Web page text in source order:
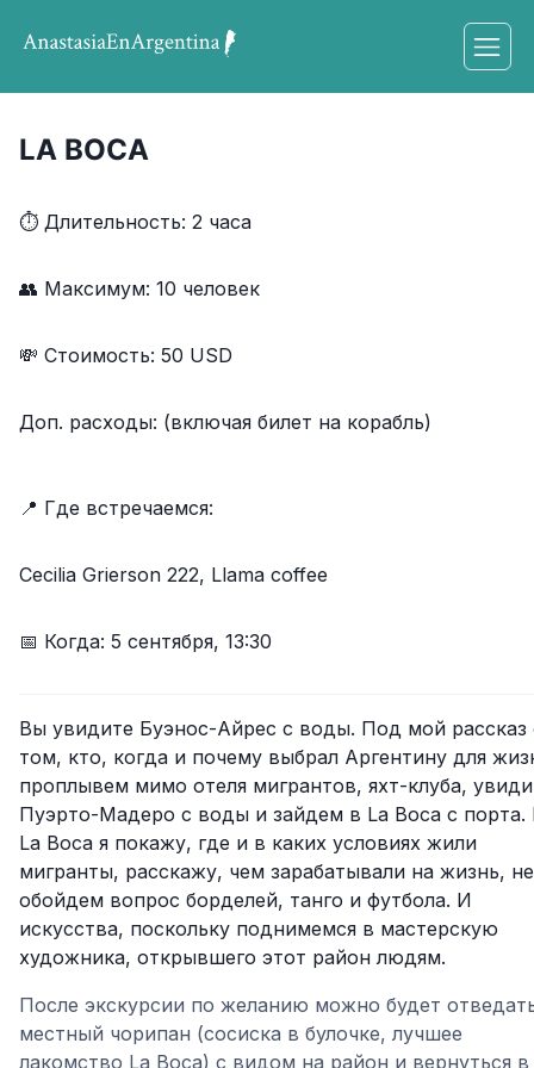
LA BOCA
⏱ Длительность: 2 часа
👥 Максимум: 10 человек
💸 Стоимость: 50 USD
Доп. расходы: (включая билет на корабль)
📍 Где встречаемся:
Cecilia Grierson 222, Llama coffee
📅 Когда: 5 сентября, 13:30
Вы увидите Буэнос-Айрес с воды. Под мой рассказ
том, кто, когда и почему выбрал Аргентину для
проплывем мимо отеля мигрантов, яхт-клуба,
Пуэрто-Мадеро с воды и зайдем в La Boca с порта.
La Boca я покажу, где и в каких условиях жили
мигранты, расскажу, чем зарабатывали на жизнь, не
обойдем вопрос борделей, танго и футбола. И
искусства, поскольку поднимемся в мастерскую
художника, открывшего этот район людям.
После экскурсии по желанию можно будет
местный чорипан (сосиска в булочке, лучшее
лакомство La Boca) с видом на район и вернуться в